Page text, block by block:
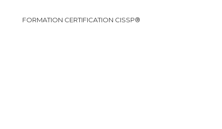
FORMATION CERTIFICATION CISSP®